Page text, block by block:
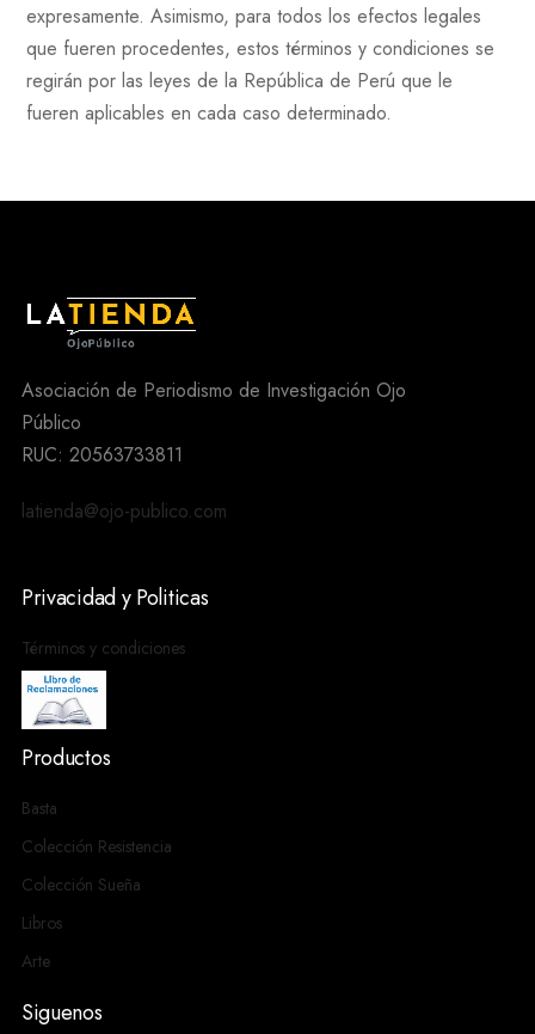
expresamente. Asimismo, para todos los efectos legales
que fueren procedentes, estos términos y condiciones se
regirán por las leyes de la República de Perú que le
fueren aplicables en cada caso determinado.
Asociación de Periodismo de Investigación Ojo
Público
RUC: 20563733811
latienda@ojo-publico.com
Privacidad y Politicas
Términos y condiciones
Productos
Basta
Colección Resistencia
Colección Sueña
Libros
Arte
Siguenos